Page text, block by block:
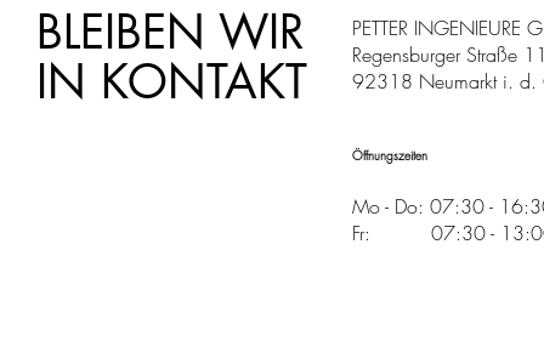
BLEIBEN WIR
IN KONTAKT
PETTER INGENIEURE
Regensburger Straße
92318 Neumarkt i. d.
Öffnungszeiten
Mo - Do: 07:30 -
Fr: 07:30 -